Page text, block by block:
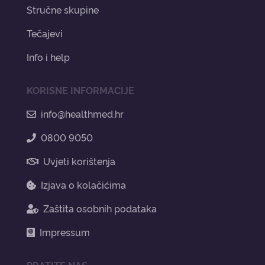
Stručne skupine
Tečajevi
Info i help
KORISNE INFORMACIJE
info@healthmed.hr
0800 9050
Uvjeti korištenja
Izjava o kolačićima
Zaštita osobnih podataka
Impressum